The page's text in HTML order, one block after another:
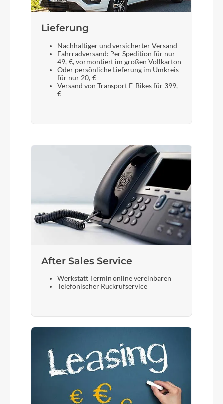
Lieferung
Nachhaltiger und versicherter Versand
Fahrradversand: Per Spedition für nur
49,-€, vormontiert im großen Vollkarton
Oder persönliche Lieferung im Umkreis
für nur 20,-€
Versand von Transport E-Bikes für 399,-
€
After Sales Service
Werkstatt Termin online vereinbaren
Telefonischer Rückrufservice